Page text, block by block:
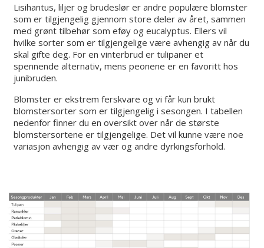
Lisihantus, liljer og brudeslør er andre populære blomster
som er tilgjengelig gjennom store deler av året, sammen
med grønt tilbehør som eføy og eucalyptus. Ellers vil
hvilke sorter som er tilgjengelige være avhengig av når du
skal gifte deg. For en vinterbrud er tulipaner et
spennende alternativ, mens peonene er en favoritt hos
junibruden.
Blomster er ekstrem ferskvare og vi får kun brukt
blomstersorter som er tilgjengelig i sesongen. I tabellen
nedenfor finner du en oversikt over når de største
blomstersortene er tilgjengelige. Det vil kunne være noe
variasjon avhengig av vær og andre dyrkingsforhold.